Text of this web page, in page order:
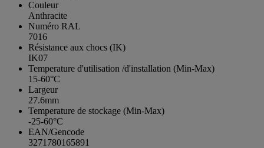
Couleur
Anthracite
Numéro RAL
7016
Résistance aux chocs (IK)
IK07
Temperature d'utilisation /d'installation (Min-Max)
15-60°C
Largeur
27.6mm
Temperature de stockage (Min-Max)
-25-60°C
EAN/Gencode
3271780165891